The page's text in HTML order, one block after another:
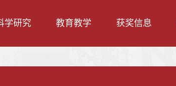
学研究 教育教学 获奖信息